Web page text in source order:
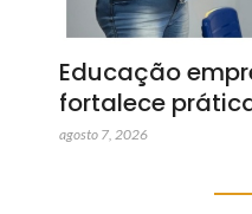
Educação
fortalece
agosto 7, 2026